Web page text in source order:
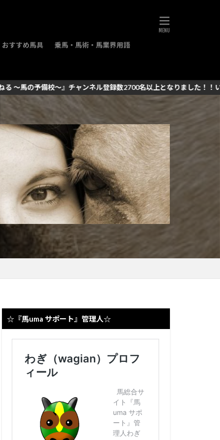
すすめ馬具 乗馬・馬術・馬業界用語
ネル登録数2700名以上となりました！！いつもありがとうござい
☆『馬uma サポート』管理人☆